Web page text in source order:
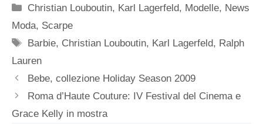
Categorie
Christian Louboutin, Karl Lagerfeld, Modelle, News
Moda, Scarpe
Tag
Barbie, Christian Louboutin, Karl Lagerfeld, Ralph
Lauren
Bebe, collezione Holiday Season 2009
Roma d’Haute Couture: IV Festival del Cinema e
Grace Kelly in mostra